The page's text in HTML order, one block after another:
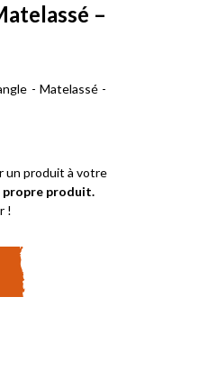
–
- Matelassé -
un produit à votre
propre produit.
!